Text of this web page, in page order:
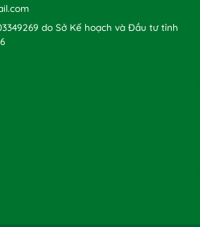
do Sở Kế hoạch và Đầu tư tỉnh